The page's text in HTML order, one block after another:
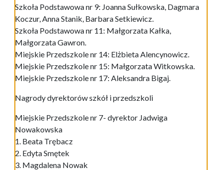
Szkoła Podstawowa nr 9: Joanna Sułkowska, Dagmara
Koczur, Anna Stanik, Barbara Setkiewicz.
Szkoła Podstawowa nr 11: Małgorzata Kałka,
Małgorzata Gawron.
Miejskie Przedszkole nr 14: Elżbieta Alencynowicz.
Miejskie Przedszkole nr 15: Małgorzata Witkowska.
Miejskie Przedszkole nr 17: Aleksandra Bigaj.
Nagrody dyrektorów szkół i przedszkoli
Miejskie Przedszkole nr 7- dyrektor Jadwiga
Nowakowska
1. Beata Trębacz
2. Edyta Smętek
3. Magdalena Nowak